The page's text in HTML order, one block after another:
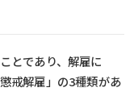
とであり、解雇に
戒解雇」の3種類があ